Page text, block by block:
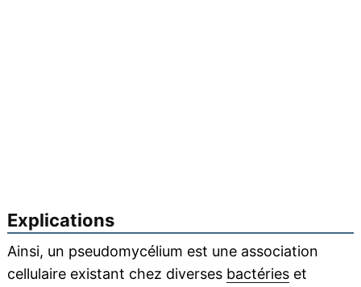
Explications
Ainsi, un pseudomycélium est une association
cellulaire existant chez diverses bactérieset